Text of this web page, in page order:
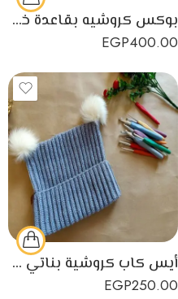
بوكس كروشيه بقاعدة خشب مطبوع
EGP400.00
أيس كاب كروشية بناتي صمم يدوياً علي شكل قطة
EGP250.00